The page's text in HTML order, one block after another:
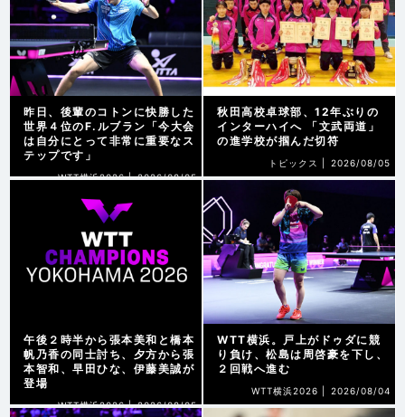
昨日、後輩のコトンに快勝した
世界４位のF.ルブラン「今大会
は自分にとって非常に重要なス
テップです」
WTT横浜2026 | 2026/08/05
秋田高校卓球部、12年ぶりの
インターハイへ 「文武両道」
の進学校が掴んだ切符
トピックス | 2026/08/05
午後２時半から張本美和と橋本
帆乃香の同士討ち、夕方から張
本智和、早田ひな、伊藤美誠が
登場
WTT横浜2026 | 2026/08/05
WTT横浜。戸上がドゥダに競
り負け、松島は周啓豪を下し、
２回戦へ進む
WTT横浜2026 | 2026/08/04